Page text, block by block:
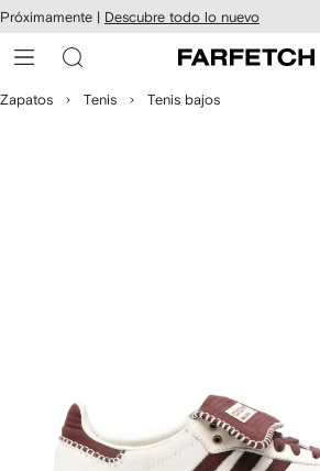
al
Próximamente | Descubre todo lo nuevo
Zapatos Tenis Tenis bajos